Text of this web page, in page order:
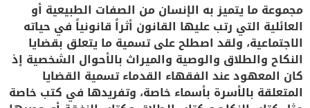
مجموعة ما يتميز به الإنسان من الصفات الطبيعية أو
العائلية التي رتب عليها القانون أثراً قانونياً في حياته
الاجتماعية، ولقد اصطلح على تسمية ما يتعلق بقضايا
النكاح والطلاق والوصية والميراث بالأحوال الشخصية إذ
كان المعهود عند الفقهاء القدماء تسمية القضايا
المتعلقة بالأسرة بأسماء خاصة، وتفريدها في كتب خاصة